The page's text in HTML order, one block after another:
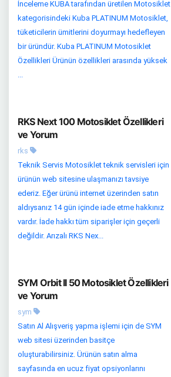
İnceleme KUBA tarafından üretilen Motosiklet
kategorisindeki Kuba PLATINUM Motosiklet,
tüketicilerin ümitlerini doyurmayı hedefleyen
bir üründür. Kuba PLATINUM Motosiklet
Özellikleri Ürünün özellikleri arasında yüksek
...
RKS Next 100 Motosiklet Özellikleri
ve Yorum
rks
Teknik Servis Motosiklet teknik servisleri için
ürünün web sitesine ulaşmanızı tavsiye
ederiz. Eğer ürünü internet üzerinden satın
aldıysanız 14 gün içinde iade etme hakkınız
vardır. İade hakkı tüm siparişler için geçerli
değildir. Arızalı RKS Nex...
SYM Orbit II 50 Motosiklet Özellikleri
ve Yorum
sym
Satın Al Alışveriş yapma işlemi için de SYM
web sitesi üzerinden basitçe
oluşturabilirsiniz. Ürünün satın alma
sayfasında en ucuz fiyat opsiyonlarını